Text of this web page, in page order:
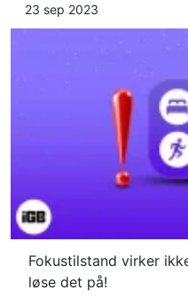
23 sep 2023
Fokustilstand virker
løse det på!